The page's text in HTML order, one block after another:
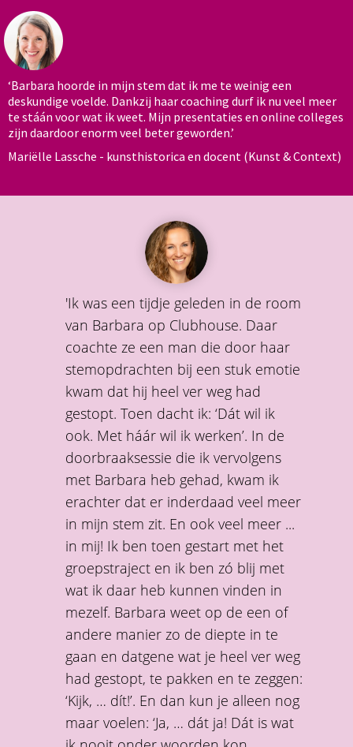
‘Barbara hoorde in mijn stem dat ik me te weinig een
deskundige voelde. Dankzij haar coaching durf ik nu veel meer
te stáán voor wat ik weet. Mijn presentaties en online colleges
zijn daardoor enorm veel beter geworden.’
Mariëlle Lassche - kunsthistorica en docent (Kunst & Context)
'Ik was een tijdje geleden in de room
van Barbara op Clubhouse. Daar
coachte ze een man die door haar
stemopdrachten bij een stuk emotie
kwam dat hij heel ver weg had
gestopt. Toen dacht ik: ‘Dát wil ik
ook. Met háár wil ik werken’. In de
doorbraaksessie die ik vervolgens
met Barbara heb gehad, kwam ik
erachter dat er inderdaad veel meer
in mijn stem zit. En ook veel meer ...
in mij! Ik ben toen gestart met het
groepstraject en ik ben zó blij met
wat ik daar heb kunnen vinden in
mezelf. Barbara weet op de een of
andere manier zo de diepte in te
gaan en datgene wat je heel ver weg
had gestopt, te pakken en te zeggen:
‘Kijk, … dít!’. En dan kun je alleen nog
maar voelen: ‘Ja, … dát ja! Dát is wat